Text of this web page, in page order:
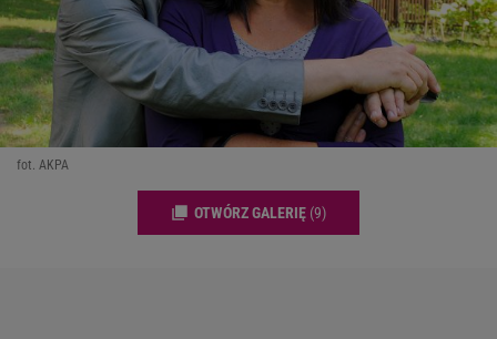
fot. AKPA
OTWÓRZ GALERIĘ (9)